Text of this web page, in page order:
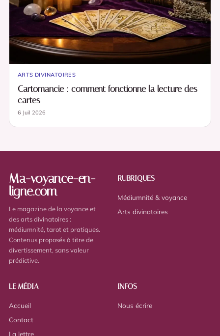
ARTS DIVINATOIRES
Cartomancie : comment fonctionne la lecture des
cartes
6 Juil 2026
Ma-voyance-en-
ligne.com
Le magazine de la voyance et
des arts divinatoires :
médiumnité, tarot et pratiques.
Contenus proposés à titre de
divertissement, sans valeur
prédictive.
RUBRIQUES
Médiumnité & voyance
Arts divinatoires
LE MÉDIA
Accueil
Contact
La lettre
INFOS
Nous écrire